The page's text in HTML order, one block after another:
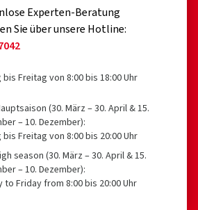
T
mit einem Nenndurchmesser ≤ 254
Sommerreifen (Originalreifen)
zufrieden damit.
81H Fahrstil:Stadt
Experten-Beratung
Sie über unsere Hotline:
Freitag von 8:00 bis 18:00 Uhr
(30. März – 30. April & 15.
– 10. Dezember):
Freitag von 8:00 bis 20:00 Uhr
season (30. März – 30. April & 15.
– 10. Dezember):
to Friday from 8:00 bis 20:00 Uhr